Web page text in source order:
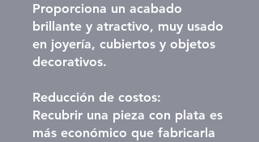
Proporciona un acabado
brillante y atractivo, muy usado
en joyería, cubiertos y objetos
decorativos.
Reducción de costos:
Recubrir una pieza con plata es
más económico que fabricarla